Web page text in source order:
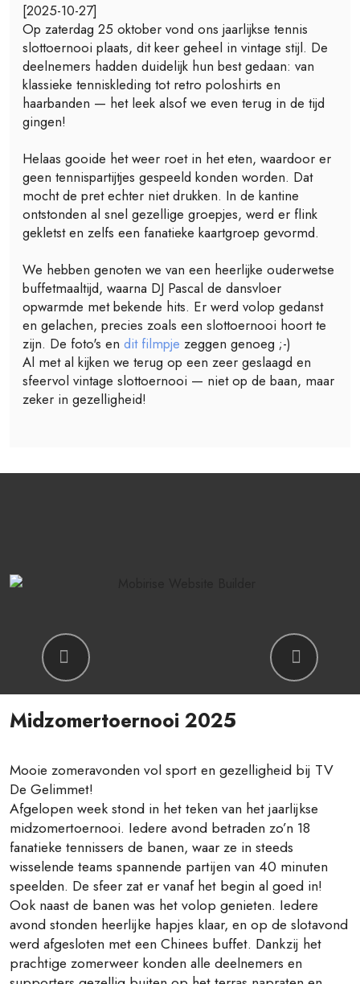
[2025-10-27]
Op zaterdag 25 oktober vond ons jaarlijkse tennis
slottoernooi plaats, dit keer geheel in vintage stijl. De
deelnemers hadden duidelijk hun best gedaan: van
klassieke tenniskleding tot retro poloshirts en
haarbanden — het leek alsof we even terug in de tijd
gingen!
Helaas gooide het weer roet in het eten, waardoor er
geen tennispartijtjes gespeeld konden worden. Dat
mocht de pret echter niet drukken. In de kantine
ontstonden al snel gezellige groepjes, werd er flink
gekletst en zelfs een fanatieke kaartgroep gevormd.
We hebben genoten we van een heerlijke ouderwetse
buffetmaaltijd, waarna DJ Pascal de dansvloer
opwarmde met bekende hits. Er werd volop gedanst
en gelachen, precies zoals een slottoernooi hoort te
zijn. De foto's en dit filmpje zeggen genoeg ;-)
Al met al kijken we terug op een zeer geslaagd en
sfeervol vintage slottoernooi — niet op de baan, maar
zeker in gezelligheid!
Previous Next
Midzomertoernooi 2025
Mooie zomeravonden vol sport en gezelligheid bij TV
De Gelimmet!
Afgelopen week stond in het teken van het jaarlijkse
midzomertoernooi. Iedere avond betraden zo’n 18
fanatieke tennissers de banen, waar ze in steeds
wisselende teams spannende partijen van 40 minuten
speelden. De sfeer zat er vanaf het begin al goed in!
Ook naast de banen was het volop genieten. Iedere
avond stonden heerlijke hapjes klaar, en op de slotavond
werd afgesloten met een Chinees buffet. Dankzij het
prachtige zomerweer konden alle deelnemers en